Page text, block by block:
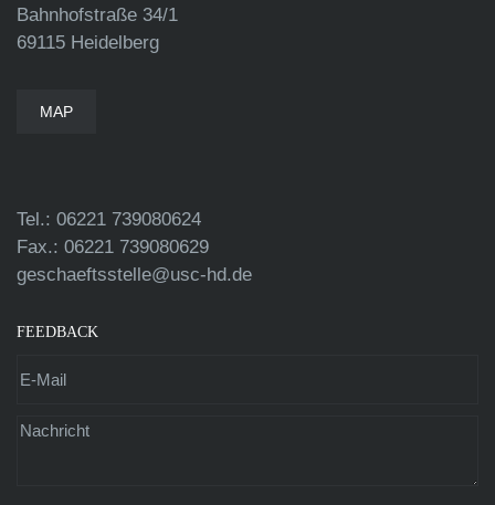
Bahnhofstraße 34/1
69115 Heidelberg
MAP
Tel.: 06221 739080624
Fax.: 06221 739080629
geschaeftsstelle@usc-hd.de
FEEDBACK